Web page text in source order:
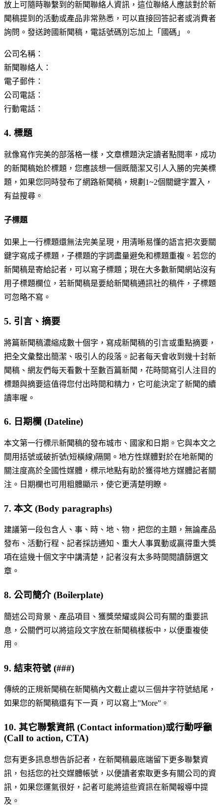
放上可隨時聯繫到的新聞聯絡人資訊，這位聯絡人應該對於新
聞稿提到的活動或產品非常熟悉，可以直接回答記者或消費者
詢問。發送跨國新聞稿，電話號碼別忘加上「國碼」。
公司名稱：
新聞聯絡人：
電子郵件：
公司電話：
行動電話：
4. 標題
就像寫作完美的部落格一樣，文章標題決定讀者點閱率，成功
的新聞稿始於標題，您應該想一個既簡潔又引人入勝的完美標
題，如果您同時發布了網路新聞稿，規劃1~2個關鍵字置入，
有益搜尋。
子標題
如果上一行標題還無法完美呈現，用清晰易懂的語言把次要關
鍵字寫成子標題，子標題的字詞盡量避免和標題重複。若您的
新聞稿是寄給記者，可以寫子標題；現在大多數新聞網站沒有
用子標題欄位，若新聞稿是要給新聞稿通訊社的稿件，子標題
可忽略不寫。
5. 引言、摘要
將篇新聞稿濃縮成數十個字，寫成新聞稿的引言或重點摘要，
把全文彙整出簡潔、吸引人的段落。記者每天會收到幾十封新
聞稿、網友們每天看數十至數百篇新聞，花時間寫引人注目的
標題與摘要這值得您付出時間和精力，它可能決定了新聞的續
讀率喔。
6. 日期欄 (Dateline)
本文第一行標示新聞稿的發布城市、國家和日期。它與本文之
間用括號或破折號(短橫線)隔開。地方性媒體對於在地新聞的
關注度高於全國性媒體，標示地點有助於獲得地方媒體記者關
注。日期欄也可用粗體顯示，使它更清楚明瞭。
7. 本文 (Body paragraphs)
建議第一段包含人、事、時、地、物，把您的主題，無論產品
發布、活動行程、記者採訪通知、重大人事異動或贏得重大獎
項在這幾十個文字中講清楚，記者沒有太多時間閱讀篩選文
章。
8. 公司簡介 (Boilerplate)
簡述公司背景、產品項目、獲獎榮耀或與公司有關的重要訊
息，公關們可以將這段文字放在新聞稿樣板中，以便重複使
用。
9. 結束符號 (###)
傳統的正規新聞稿在新聞稿內文截止處以三個井字符號結尾，
如果您的新聞稿還有下一頁，可以寫上”More”。
10. 其它聯繫資訊 (Contact information)或行動呼籲
(Call to action, CTA)
您有更多訊息想告訴記者，在新聞稿最底端留下更多聯繫資
訊，包括您的社交媒體帳號，以便讀者索取更多有關公司的資
訊，如果您運氣很好，記者可能將這些資訊在新聞報導中提
及。